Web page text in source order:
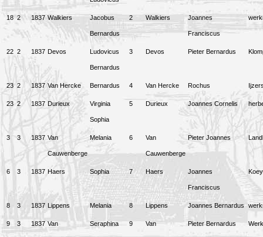
18 2 1837 Walkiers Jacobus
Bernardus
2 Walkiers Joannes
Franciscus
22 2 1837 Devos Ludovicus
Bernardus
3 Devos Pieter Bernardus
23 2 1837 Van Hercke Bernardus 4 Van Hercke Rochus
23 2 1837 Durieux Virginia
Sophia
5 Durieux Joannes Cornelis
3 3 1837 Van
Cauwenberge
Melania 6 Van
Cauwenberge
Pieter Joannes
6 3 1837 Haers Sophia 7 Haers Joannes
Franciscus
8 3 1837 Lippens Melania 8 Lippens Joannes Bernardus
9 3 1837 Van Seraphina 9 Van Pieter Bernardus